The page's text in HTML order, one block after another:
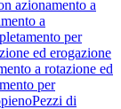
azionamento a
a
per
ed erogazione
a rotazione ed
per
Pezzi di